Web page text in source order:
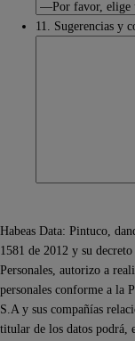
11. Sugerencias y
Habeas Data: Pintuco,
1581 de 2012 y su
Personales, autorizo a
personales conforme a la
S.A y sus compañías
titular de los datos podrá,